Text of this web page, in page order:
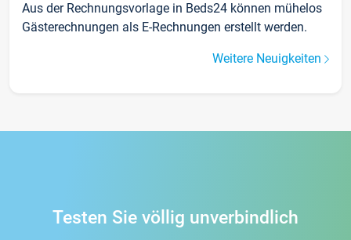
Aus der Rechnungsvorlage in Beds24 können mühelos
Gästerechnungen als E-Rechnungen erstellt werden.
Weitere Neuigkeiten
Testen Sie völlig unverbindlich